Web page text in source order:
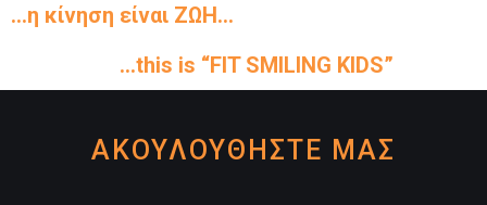
...η κίνηση είναι ΖΩΗ...
...this is “FIT SMILING KIDS”
ΑΚΟΥΛΟΥΘΗΣΤΕ ΜΑΣ